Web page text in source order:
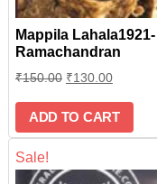
Mappila
Ramachandran
₹150.00 ₹130.00
ADD TO CART
Sale!